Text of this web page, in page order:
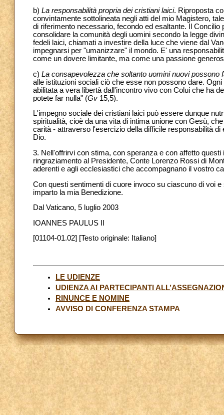
b) La responsabilità propria dei cristiani laici. Riproposta
convintamente sottolineata negli atti del mio Magistero,
di riferimento necessario, fecondo ed esaltante. Il
consolidare la comunità degli uomini secondo la legge
fedeli laici, chiamati a investire della luce che viene dal
impegnarsi per "umanizzare" il mondo. E' una
come un dovere limitante, ma come una passione
c) La consapevolezza che soltanto uomini nuovi possono
alle istituzioni sociali ciò che esse non possono dare.
abilitata a vera libertà dall'incontro vivo con Colui che ha
potete far nulla" (Gv 15,5).
L'impegno sociale dei cristiani laici può essere dunque
spiritualità, cioè da una vita di intima unione con Gesù,
carità - attraverso l'esercizio della difficile responsabilità
Dio.
3. Nell'offrirvi con stima, con speranza e con affetto
ringraziamento al Presidente, Conte Lorenzo Rossi di
aderenti e agli ecclesiastici che accompagnano il vostro
Con questi sentimenti di cuore invoco su ciascuno di voi
imparto la mia Benedizione.
Dal Vaticano, 5 luglio 2003
IOANNES PAULUS II
[01104-01.02] [Testo originale: Italiano]
LE UDIENZE
UDIENZA AI PARTECIPANTI
RINUNCE E NOMINE
AVVISO DI CONFERENZA STAMPA